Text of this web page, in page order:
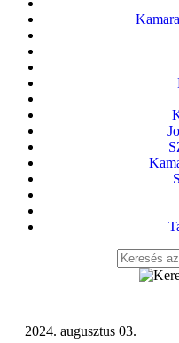
2024. augusztus 03.